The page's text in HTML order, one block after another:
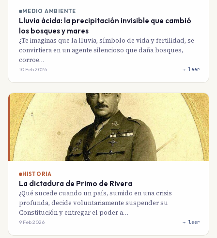
MEDIO AMBIENTE
Lluvia ácida: la precipitación invisible que cambió
los bosques y mares
¿Te imaginas que la lluvia, símbolo de vida y fertilidad, se
convirtiera en un agente silencioso que daña bosques,
corroe…
10 Feb 2026 → leer
HISTORIA
La dictadura de Primo de Rivera
¿Qué sucede cuando un país, sumido en una crisis
profunda, decide voluntariamente suspender su
Constitución y entregar el poder a…
9 Feb 2026 → leer